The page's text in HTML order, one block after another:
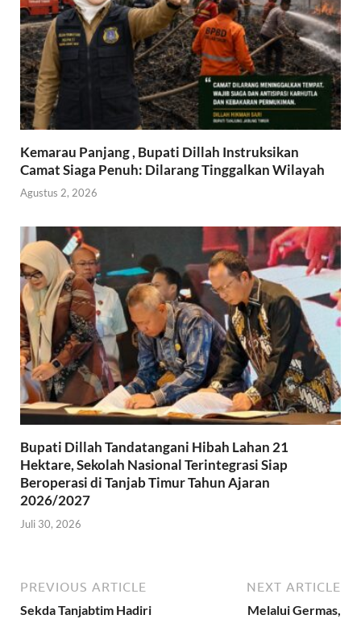
Kemarau Panjang , Bupati Dillah Instruksikan
Camat Siaga Penuh: Dilarang Tinggalkan Wilayah
Agustus 2, 2026
Bupati Dillah Tandatangani Hibah Lahan 21
Hektare, Sekolah Nasional Terintegrasi Siap
Beroperasi di Tanjab Timur Tahun Ajaran
2026/2027
Juli 30, 2026
PREVIOUS ARTICLE
Sekda Tanjabtim Hadiri
NEXT ARTICLE
Melalui Germas,